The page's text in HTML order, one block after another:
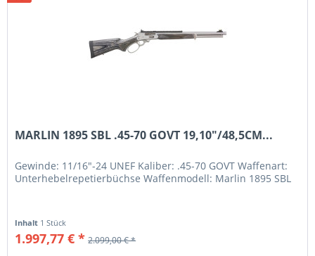
MARLIN 1895 SBL .45-70 GOVT 19,10"/48,5CM...
Gewinde: 11/16"-24 UNEF Kaliber: .45-70 GOVT Waffenart:
Unterhebelrepetierbüchse Waffenmodell: Marlin 1895 SBL
Inhalt 1 Stück
1.997,77 € * 2.099,00 € *